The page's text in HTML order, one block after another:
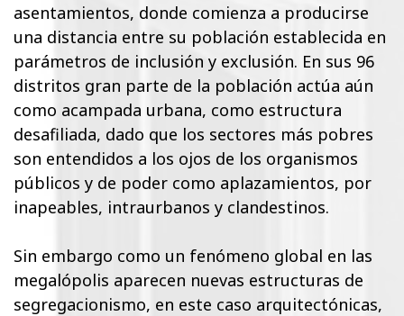
asentamientos, donde comienza a producirse
una distancia entre su población establecida en
parámetros de inclusión y exclusión. En sus 96
distritos gran parte de la población actúa aún
como acampada urbana, como estructura
desafiliada, dado que los sectores más pobres
son entendidos a los ojos de los organismos
públicos y de poder como aplazamientos, por
inapeables, intraurbanos y clandestinos.
Sin embargo como un fenómeno global en las
megalópolis aparecen nuevas estructuras de
segregacionismo, en este caso arquitectónicas,